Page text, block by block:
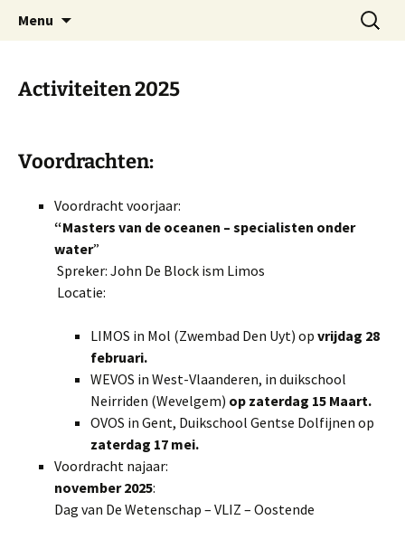
OVOS
Oost-Vlaamse Vereniging voor
Onderwateronderzoek en -Sport
Menu
Zoeken
naar:
Activiteiten 2025
Voordrachten:
Voordracht voorjaar:
“Masters van de oceanen – specialisten onder
water”
Spreker: John De Block ism Limos
Locatie:
LIMOS in Mol (Zwembad Den Uyt) op vrijdag 28
februari.
WEVOS in West-Vlaanderen, in duikschool
Neirriden (Wevelgem) op zaterdag 15 Maart.
OVOS in Gent, Duikschool Gentse Dolfijnen op
zaterdag 17 mei.
Voordracht najaar:
november 2025:
Dag van De Wetenschap – VLIZ – Oostende